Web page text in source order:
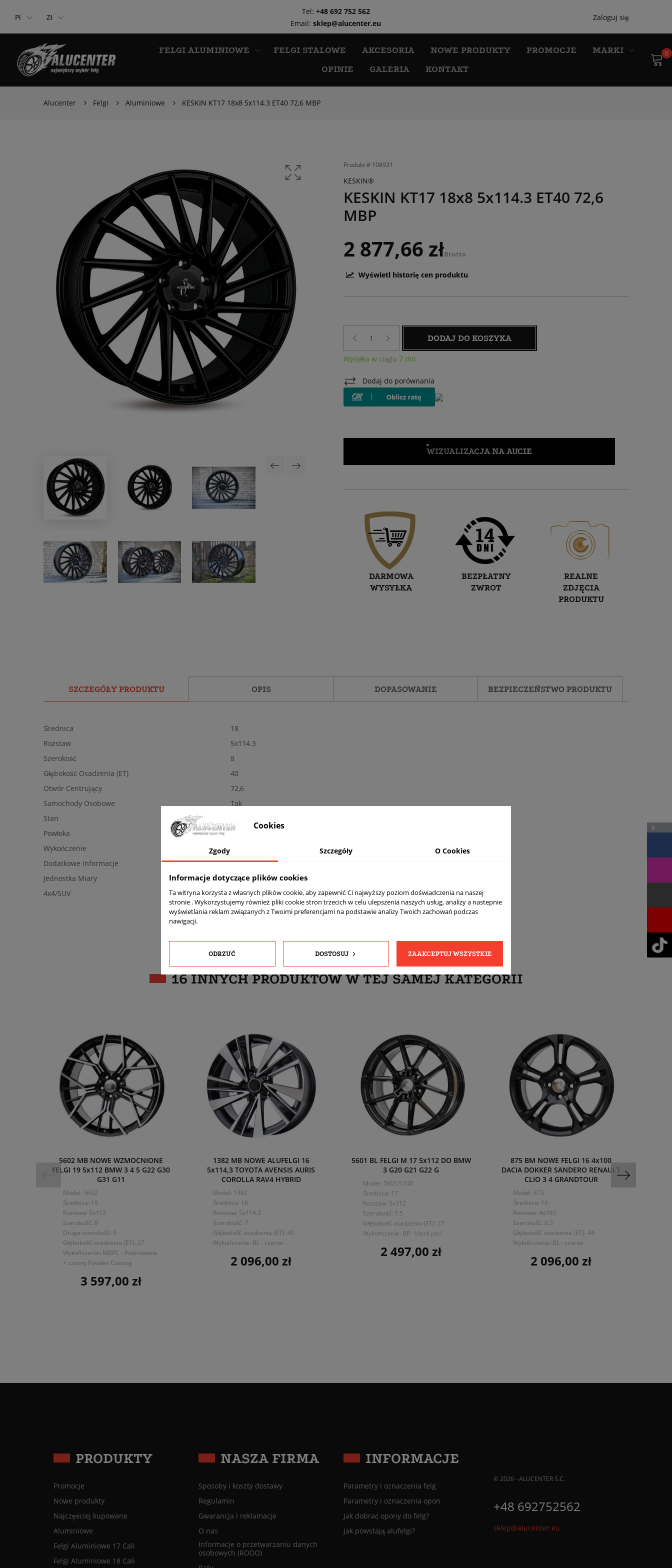
Pl Zł
Tel: +48 692 752 562
Email:sklep@alucenter.eu
Zaloguj się
FELGI ALUMINIOWE FELGI STALOWE AKCESORIA NOWE PRODUKTY PROMOCJE
MARKI
OPINIE
GALERIA KONTAKT
0
Alucenter Felgi Aluminiowe KESKIN KT17 18x8 5x114.3 ET40 72,6 MBP
Produkt # 108931
KESKIN®
KESKIN KT17 18x8 5x114.3 ET40 72,6
MBP
2 877,66 złBrutto
Wyświetl historię cen produktu
DODAJ DO KOSZYKA
Wysyłka w ciągu 7 dni
Dodaj do porównania
WIZUALIZACJA NA AUCIE
DARMOWA
WYSYŁKA
BEZPŁATNY
ZWROT
REALNE
ZDJĘCIA
PRODUKTU
SZCZEGÓŁY PRODUKTU OPIS DOPASOWANIE BEZPIECZEŃSTWO PRODUKTU
Średnica
18
Rozstaw
5x114.3
Szerokość
8
Głębokość Osadzenia (ET)
40
Otwór Centrujący
72,6
Samochody Osobowe
Tak
Stan
Powłoka
Matowa
Wykończenie
Dodatkowe Informacje
Nośność: 720 kg, Kolor: MATT BLACK PAINTED
Jednostka Miary
komplet (4 sztuki)
4x4/SUV
Tak
16 INNYCH PRODUKTÓW W TEJ SAMEJ KATEGORII
5602 MB NOWE WZMOCNIONE
FELGI 19 5x112 BMW 3 4 5 G22 G30
G31 G11
Model: 5602
Średnica: 19
Rozstaw: 5x112
Szerokość: 8
Druga szerokość: 9
Głębokość osadzenia (ET): 27
Wykończenie: MBPC - Polerowane
+ czarny Powder Coating
Cena
3 597,00 zł
1382 MB NOWE ALUFELGI 16
5x114,3 TOYOTA AVENSIS AURIS
COROLLA RAV4 HYBRID
Model: 1382
Średnica: 16
Rozstaw: 5x114.3
Szerokość: 7
Głębokość osadzenia (ET): 40
Wykończenie: BL - czarne
Cena
2 096,00 zł
5601 BL FELGI M 17 5x112 DO BMW
3 G20 G21 G22 G
Model: 5601/1740
Średnica: 17
Rozstaw: 5x112
Szerokość: 7.5
Głębokość osadzenia (ET): 27
Wykończenie: BP - black perl
Cena
2 497,00 zł
875 BM NOWE FELGI 16 4x100
DACIA DOKKER SANDERO RENAULT
CLIO 3 4 GRANDTOUR
Model: 875
Średnica: 16
Rozstaw: 4x100
Szerokość: 6.5
Głębokość osadzenia (ET): 44
Wykończenie: BL - czarne
Cena
2 096,00 zł
PRODUKTY
Promocje
Nowe produkty
Najczęściej kupowane
Aluminiowe
Felgi Aluminiowe 17 Cali
Felgi Aluminiowe 18 Cali
NASZA FIRMA
Sposoby i koszty dostawy
Regulamin
Gwarancja i reklamacje
O nas
Informacje o przetwarzaniu danych
osobowych (RODO)
INFORMACJE
Parametry i oznaczenia felg
Parametry i oznaczenia opon
Jak dobrać opony do felg?
Jak powstają alufelgi?
© 2026 - ALUCENTER S.C.
+48 692752562
sklep@alucenter.eu
Cookies
Zgody Szczegóły O Cookies
Informacje dotyczące plików cookies
Ta witryna korzysta z własnych plików cookie, aby zapewnić Ci najwyższy poziom doświadczenia na naszej
stronie . Wykorzystujemy również pliki cookie stron trzecich w celu ulepszenia naszych usług, analizy a nastepnie
wyświetlania reklam związanych z Twoimi preferencjami na podstawie analizy Twoich zachowań podczas
nawigacji.
ODRZUĆ DOSTOSUJ ZAAKCEPTUJ WSZYSTKIE